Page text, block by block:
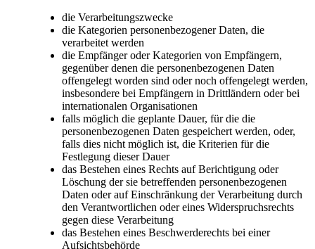
die Verarbeitungszwecke
die Kategorien personenbezogener Daten, die
verarbeitet werden
die Empfänger oder Kategorien von Empfängern,
gegenüber denen die personenbezogenen Daten
offengelegt worden sind oder noch offengelegt werden,
insbesondere bei Empfängern in Drittländern oder bei
internationalen Organisationen
falls möglich die geplante Dauer, für die die
personenbezogenen Daten gespeichert werden, oder,
falls dies nicht möglich ist, die Kriterien für die
Festlegung dieser Dauer
das Bestehen eines Rechts auf Berichtigung oder
Löschung der sie betreffenden personenbezogenen
Daten oder auf Einschränkung der Verarbeitung durch
den Verantwortlichen oder eines Widerspruchsrechts
gegen diese Verarbeitung
das Bestehen eines Beschwerderechts bei einer
Aufsichtsbehörde